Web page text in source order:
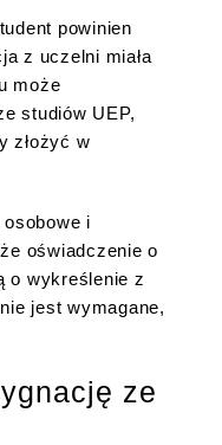
powinien
z uczelni miała
może
studiów UEP,
złożyć w
i
oświadczenie o
o wykreślenie z
jest wymagane,
ze